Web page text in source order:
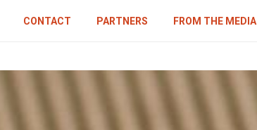
CONTACT PARTNERS FROM THE MEDIA